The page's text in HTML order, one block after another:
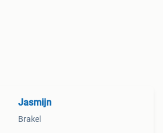
Jasmijn
Brakel